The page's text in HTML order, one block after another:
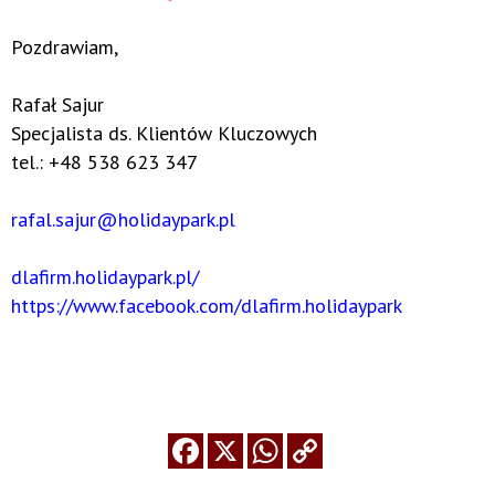
Pozdrawiam,
Rafał Sajur
Specjalista ds. Klientów Kluczowych
tel.: +48 538 623 347
rafal.sajur@holidaypark.pl
dlafirm.holidaypark.pl/
https://www.facebook.com/dlafirm.holidaypark